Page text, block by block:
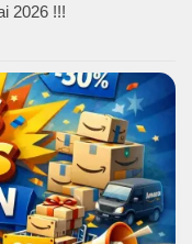
2026 !!!